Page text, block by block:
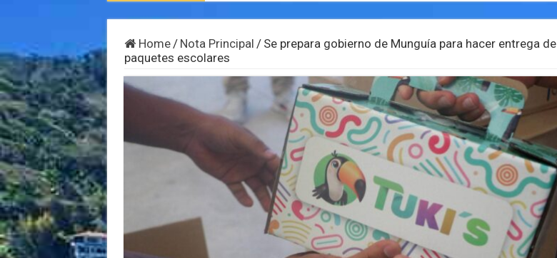
Home / Nota Principal / Se prepara gobierno de Munguía para hacer entrega de
paquetes escolares